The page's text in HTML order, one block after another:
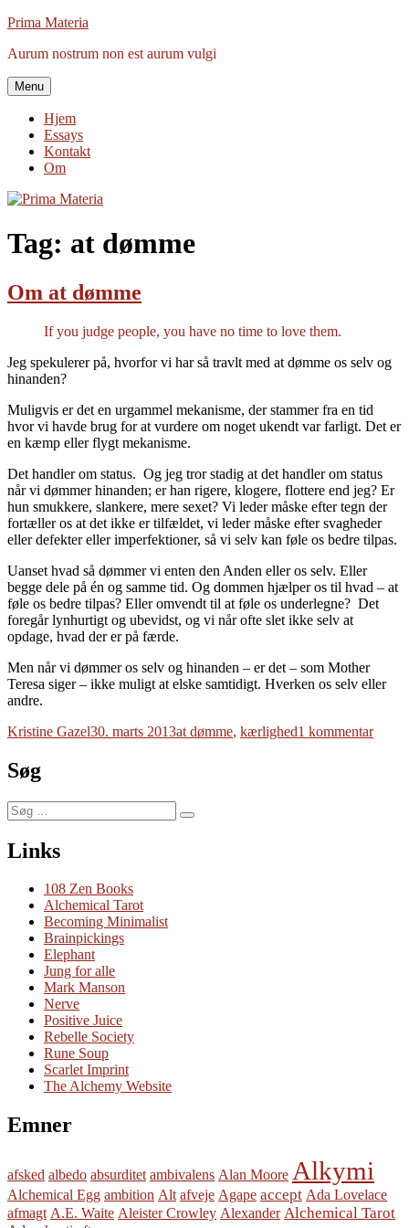
Videre
indhold
Prima Materia
Aurum nostrum non est aurum vulgi
Menu
Hjem
Essays
Kontakt
Om
Tag: at dømme
Om at dømme
If you judge people, you have no time to love them.
Jeg spekulerer på, hvorfor vi har så travlt med at dømme os selv og
hinanden?
Muligvis er det en urgammel mekanisme, der stammer fra en tid
hvor vi havde brug for at vurdere om noget ukendt var farligt. Det er
en kæmp eller flygt mekanisme.
Det handler om status. Og jeg tror stadig at det handler om status
når vi dømmer hinanden; er han rigere, klogere, flottere end jeg? Er
hun smukkere, slankere, mere sexet? Vi leder måske efter tegn der
fortæller os at det ikke er tilfældet, vi leder måske efter svagheder
eller defekter eller imperfektioner, så vi selv kan føle os bedre tilpas.
Uanset hvad så dømmer vi enten den Anden eller os selv. Eller
begge dele på én og samme tid. Og dommen hjælper os til hvad – at
føle os bedre tilpas? Eller omvendt til at føle os underlegne? Det
foregår lynhurtigt og ubevidst, og vi når ofte slet ikke selv at
opdage, hvad der er på færde.
Men når vi dømmer os selv og hinanden – er det – som Mother
Teresa siger – ikke muligt at elske samtidigt. Hverken os selv eller
andre.
Forfatter
Kristine GazelUdgivet
30. marts 2013Tags
at dømme, kærlighed1 kommentartil
Søg
Søg
efter:
Søg
Links
108 Zen Books
Alchemical Tarot
Becoming Minimalist
Brainpickings
Elephant
Jung for alle
Mark Manson
Nerve
Positive Juice
Rebelle Society
Rune Soup
Scarlet Imprint
The Alchemy Website
Emner
afsked albedo absurditet ambivalens Alan Moore Alkymi
Alchemical Egg ambition Alt afveje Agape accept Ada Lovelace
afmagt A.E. Waite Aleister Crowley Alexander Alchemical Tarot